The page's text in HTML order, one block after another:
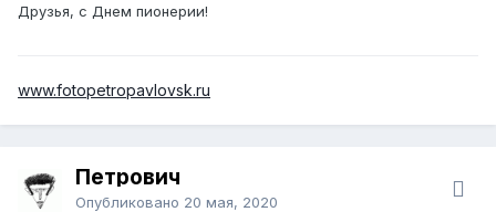
Друзья, с Днем пионерии!
www.fotopetropavlovsk.ru
Петрович
Опубликовано 20 мая, 2020